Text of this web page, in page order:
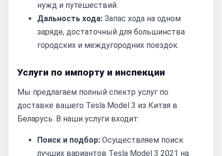
нужд и путешествий.
Дальность хода: Запас хода на одном
заряде, достаточный для большинства
городских и междугородних поездок.
Услуги по импорту и инспекции
Мы предлагаем полный спектр услуг по
доставке вашего Tesla Model 3 из Китая в
Беларусь. В наши услуги входит:
Поиск и подбор: Осуществляем поиск
лучших вариантов Tesla Model 3 2021 на